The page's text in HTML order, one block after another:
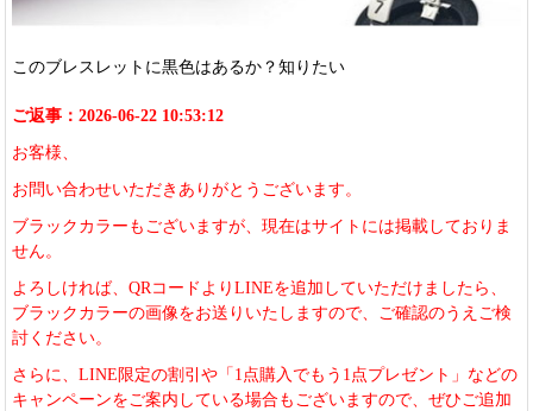
このブレスレットに黒色はあるか？知りたい
ご返事：2026-06-22 10:53:12
お客様、
お問い合わせいただきありがとうございます。
ブラックカラーもございますが、現在はサイトには掲載しておりま
せん。
よろしければ、QRコードよりLINEを追加していただけましたら、
ブラックカラーの画像をお送りいたしますので、ご確認のうえご検
討ください。
さらに、LINE限定の割引や「1点購入でもう1点プレゼント」などの
キャンペーンをご案内している場合もございますので、ぜひご追加